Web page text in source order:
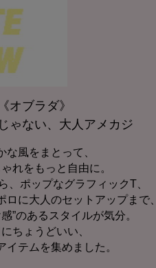
《オブラダ》
ゃない、大人アメカジ
な風をまとって、
れをもっと自由に。
、ポップなグラフィックT、
ロに大人のセットアップまで、
”のあるスタイルが気分。
ちょうどいい、
イテムを集めました。